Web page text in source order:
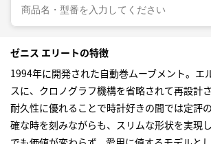
ゼニス エリートの特徴
1994年に開発された自動巻ムーブメント。エ
スに、クロノグラフ機構を省略されて再設計
耐久性に優れることで時計好きの間では定評
確な時を刻みながらも、スリムな形状を実現